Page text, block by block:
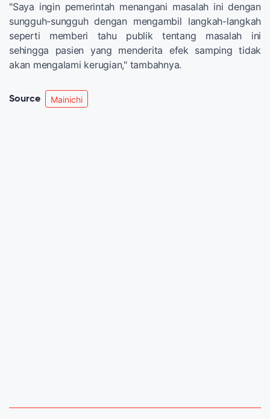
"Saya ingin pemerintah menangani masalah ini dengan
sungguh-sungguh dengan mengambil langkah-langkah
seperti memberi tahu publik tentang masalah ini
sehingga pasien yang menderita efek samping tidak
akan mengalami kerugian," tambahnya.
Source Mainichi